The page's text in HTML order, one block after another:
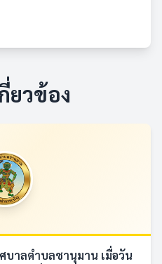
ยวข้อง
บาลตำบลชานุมาน เมื่อวัน